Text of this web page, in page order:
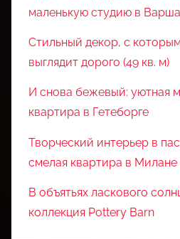
маленькую студию в
Стильный декор, с
выглядит дорого (49 кв. м)
И снова бежевый: уютная
квартира в Гетеборге
Творческий интерьер в
смелая квартира в Милане
В объятьях ласкового
коллекция Pottery Barn